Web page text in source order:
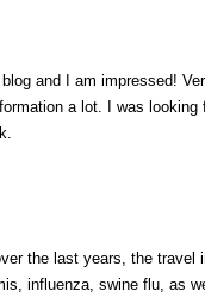
and I am impressed!
a lot. I was looking
the last years, the travel
influenza, swine flu, as